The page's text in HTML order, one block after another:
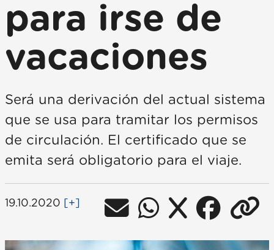
para irse de
vacaciones
Será una derivación del actual sistema
que se usa para tramitar los permisos
de circulación. El certificado que se
emita será obligatorio para el viaje.
19.10.2020 [+]